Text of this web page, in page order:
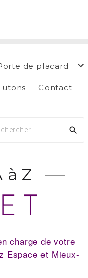

de placard
Contact

à Z
charge de votre
Espace et Mieux-